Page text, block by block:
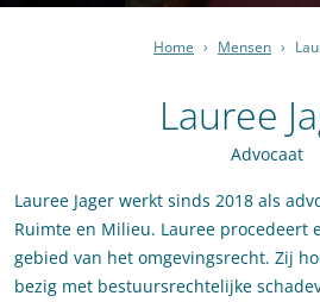
Home › Mensen ›
Lauree
Advocaat
Lauree Jager werkt sinds 2018 als
Ruimte en Milieu. Lauree procedeert
gebied van het omgevingsrecht. Zij
bezig met bestuursrechtelijke